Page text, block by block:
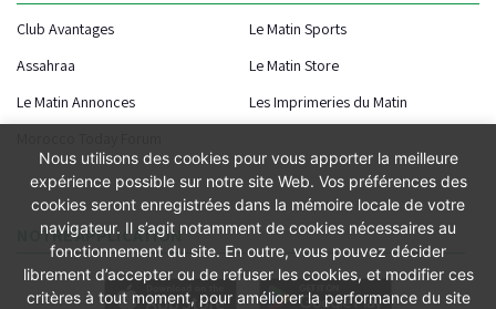
Club Avantages
Le Matin Sports
Assahraa
Le Matin Store
Le Matin Annonces
Les Imprimeries du Matin
NOTRE APPLICATION
Nous utilisons des cookies pour vous apporter la meilleure
expérience possible sur notre site Web. Vos préférences des
cookies seront enregistrées dans la mémoire locale de votre
navigateur. Il s’agit notamment de cookies nécessaires au
fonctionnement du site. En outre, vous pouvez décider
librement d’accepter ou de refuser les cookies, et modifier ces
critères à tout moment, pour améliorer la performance du site